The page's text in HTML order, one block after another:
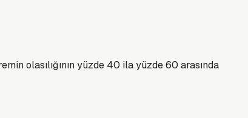
olasılığının yüzde 40 ila yüzde 60 arasında